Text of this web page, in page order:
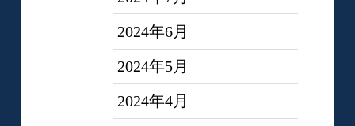
2024年6月
2024年5月
2024年4月